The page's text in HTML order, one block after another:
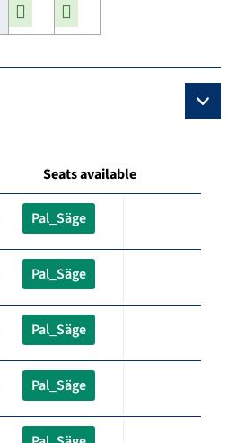
Seats available
Pal_Säge
Pal_Säge
Pal_Säge
Pal_Säge